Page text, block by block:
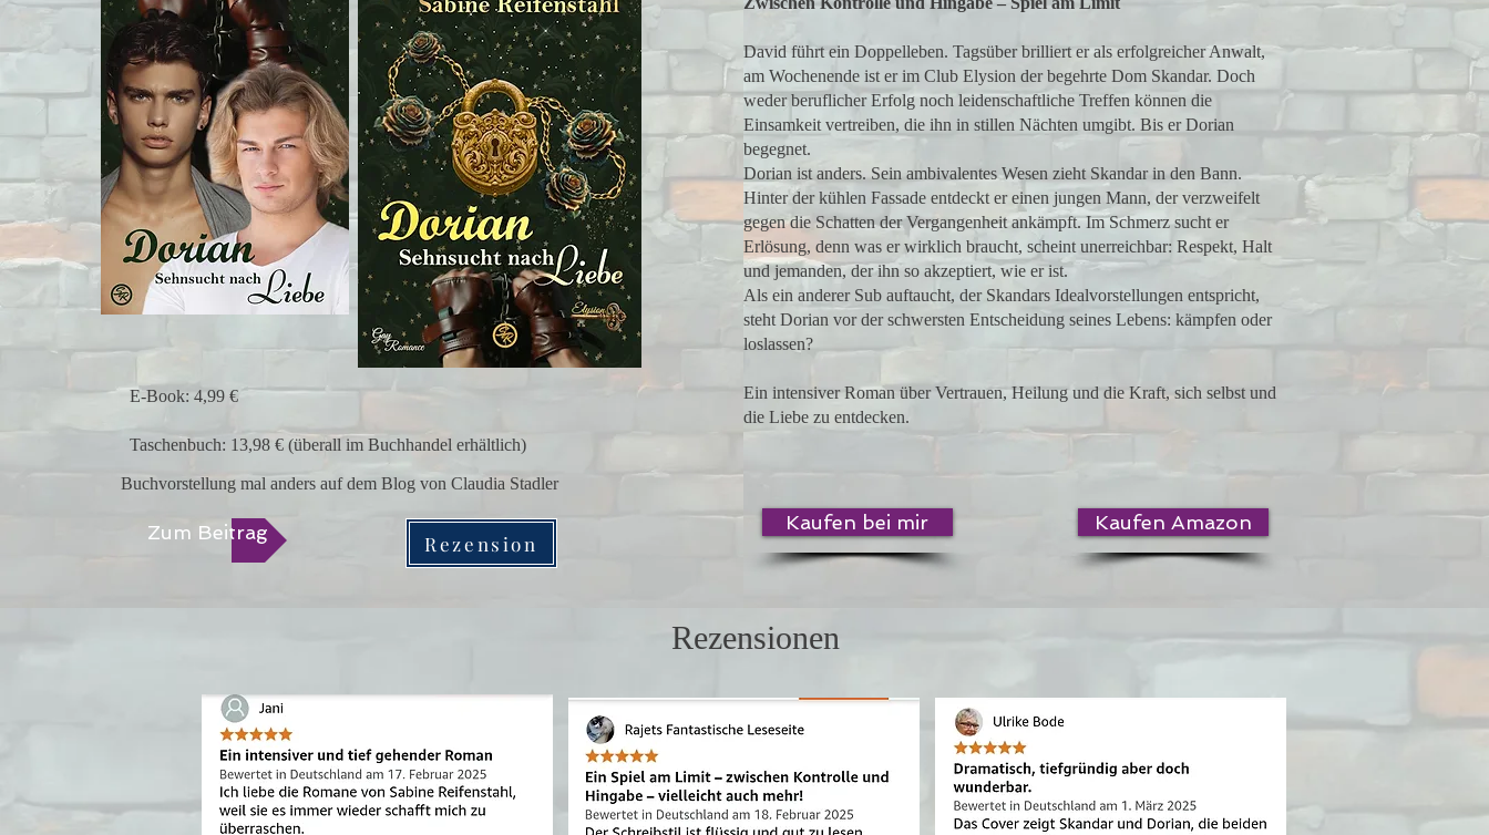
E-Book: 4,99 €
Taschenbuch: 13,98 € (überall im Buchhandel erhältlich)
Buchvorstellung mal anders auf dem Blog von Claudia Stadler
Zum Beitrag Rezension
David führt ein Doppelleben. Tagsüber brilliert er als erfolgreicher Anwalt,
am Wochenende ist er im Club Elysion der begehrte Dom Skandar. Doch
weder beruflicher Erfolg noch leidenschaftliche Treffen können die
Einsamkeit vertreiben, die ihn in stillen Nächten umgibt. Bis er Dorian
begegnet.
Dorian ist anders. Sein ambivalentes Wesen zieht Skandar in den Bann.
Hinter der kühlen Fassade entdeckt er einen jungen Mann, der verzweifelt
gegen die Schatten der Vergangenheit ankämpft. Im Schmerz sucht er
Erlösung, denn was er wirklich braucht, scheint unerreichbar: Respekt, Halt
und jemanden, der ihn so akzeptiert, wie er ist.
Als ein anderer Sub auftaucht, der Skandars Idealvorstellungen entspricht,
steht Dorian vor der schwersten Entscheidung seines Lebens: kämpfen oder
loslassen?
Ein intensiver Roman über Vertrauen, Heilung und die Kraft, sich selbst und
die Liebe zu entdecken.
Kaufen bei mir Kaufen Amazon
Rezensionen